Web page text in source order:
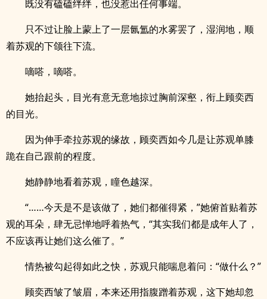
既没有磕磕绊绊，也没惹出任何事端。
只不过让脸上蒙上了一层氤氲的水雾罢了，湿润地，顺
着苏观的下颌往下流。
嘀嗒，嘀嗒。
她抬起头，目光有意无意地掠过胸前深壑，衔上顾奕西
的目光。
因为伸手牵拉苏观的缘故，顾奕西如今几是让苏观单膝
跪在自己跟前的程度。
她静静地看着苏观，瞳色越深。
“……今天是不是该做了，她们都催得紧，”她俯首贴着苏
观的耳朵，肆无忌惮地呼着热气，“其实我们都是成年人了，
不应该再让她们这么催了。”
情热被勾起得如此之快，苏观只能喘息着问：“做什么？”
顾奕西皱了皱眉，本来还用指腹蹭着苏观，这下她却忽